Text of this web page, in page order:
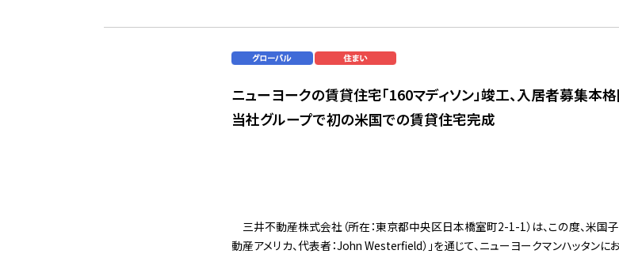
ニューヨークの賃貸住宅「160マディソン」竣工、入居者募集本
当社グループで初の米国での賃貸住宅完成
三井不動産株式会社（所在：東京都中央区日本橋室町2-1-1）は、この度、米
動産アメリカ、代表者：John Westerfield）」を通じて、ニューヨークマンハッタ